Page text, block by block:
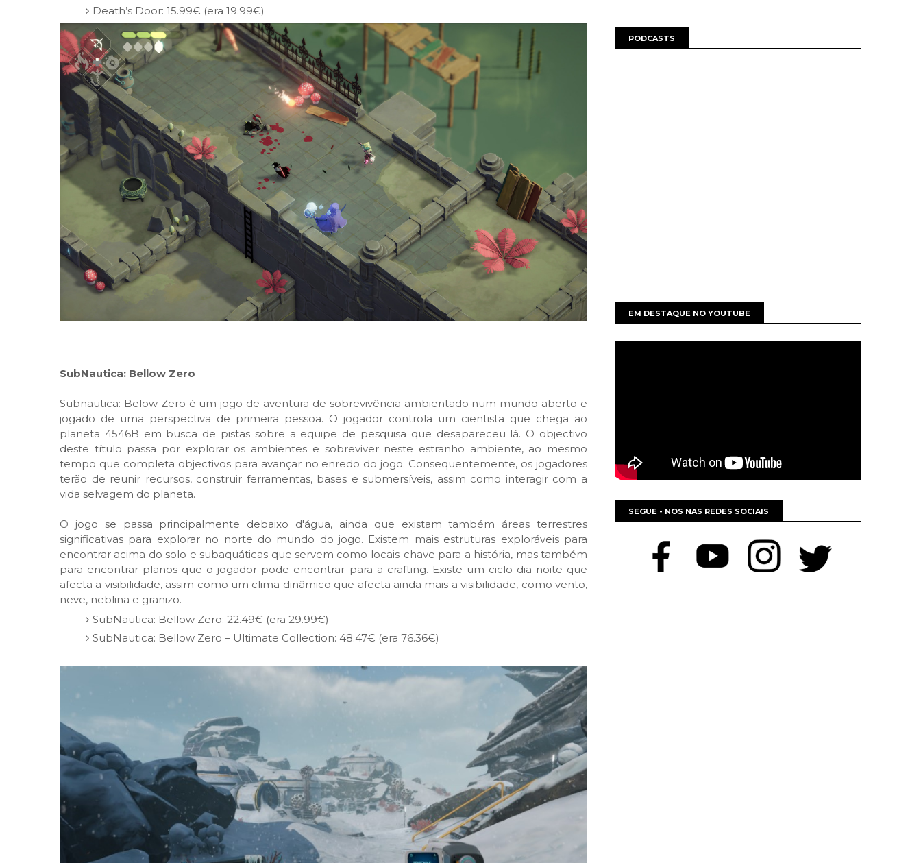
Death’s Door: 15.99€ (era 19.99€)
SubNautica: Bellow Zero
Subnautica: Below Zero é um jogo de aventura de sobrevivência ambientado num mundo aberto e
jogado de uma perspectiva de primeira pessoa. O jogador controla um cientista que chega ao
planeta 4546B em busca de pistas sobre a equipe de pesquisa que desapareceu lá. O objectivo
deste título passa por explorar os ambientes e sobreviver neste estranho ambiente, ao mesmo
tempo que completa objectivos para avançar no enredo do jogo. Consequentemente, os jogadores
terão de reunir recursos, construir ferramentas, bases e submersíveis, assim como interagir com a
vida selvagem do planeta.
O jogo se passa principalmente debaixo d'água, ainda que existam também áreas terrestres
significativas para explorar no norte do mundo do jogo. Existem mais estruturas exploráveis ​​para
encontrar acima do solo e subaquáticas que servem como locais-chave para a história, mas também
para encontrar planos que o jogador pode encontrar para a crafting. Existe um ciclo dia-noite que
afecta a visibilidade, assim como um clima dinâmico que afecta ainda mais a visibilidade, como vento,
neve, neblina e granizo.
SubNautica: Bellow Zero: 22.49€ (era 29.99€)
SubNautica: Bellow Zero – Ultimate Collection: 48.47€ (era 76.36€)
PODCASTS
EM DESTAQUE NO YOUTUBE
SEGUE - NOS NAS REDES SOCIAIS